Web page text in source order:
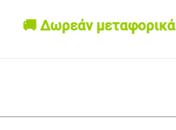
🚚 Δωρεάν μεταφορικά από